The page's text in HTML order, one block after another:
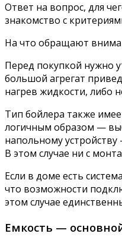
Ответ на вопрос, для
знакомство с
На что обращают
Перед покупкой нужно
большой агрегат
нагрев жидкости, либо
Тип бойлера также
логичным образом —
напольному
В этом случае ни с
Если в доме есть
что возможности
этом случае
Емкость —